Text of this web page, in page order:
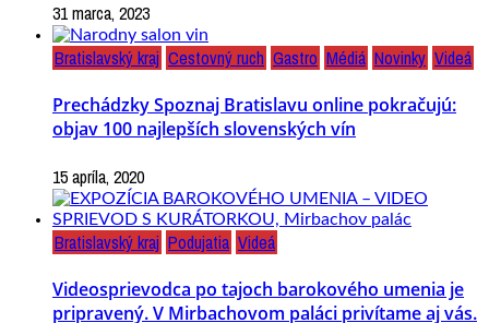
31 marca, 2023
Bratislavský kraj Cestovný ruch Gastro Médiá Novinky Videá
Prechádzky Spoznaj Bratislavu online pokračujú:
objav 100 najlepších slovenských vín
15 apríla, 2020
Bratislavský kraj Podujatia Videá
Videosprievodca po tajoch barokového umenia je
pripravený. V Mirbachovom paláci privítame aj vás.